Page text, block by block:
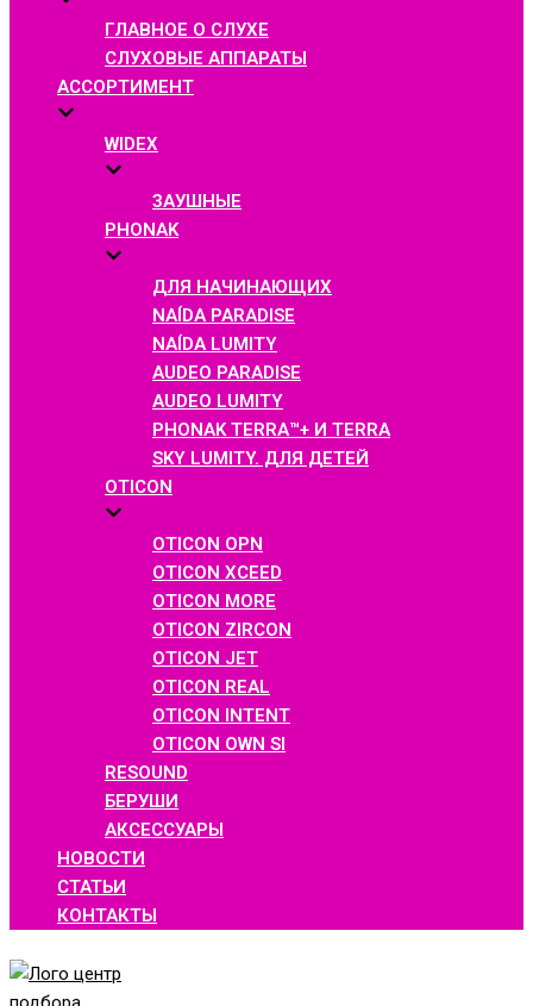
ГЛАВНОЕ О СЛУХЕ
СЛУХОВЫЕ АППАРАТЫ
АССОРТИМЕНТ
WIDEX
ЗАУШНЫЕ
PHONAK
ДЛЯ НАЧИНАЮЩИХ
NAÍDA PARADISE
NAÍDA LUMITY
AUDEO PARADISE
AUDEO LUMITY
PHONAK TERRA™+ И TERRA
SKY LUMITY. ДЛЯ ДЕТЕЙ
OTICON
OTICON OPN
OTICON XCEED
OTICON MORE
OTICON ZIRCON
OTICON JET
OTICON REAL
OTICON INTENT
OTICON OWN SI
RESOUND
БЕРУШИ
АКСЕССУАРЫ
НОВОСТИ
СТАТЬИ
КОНТАКТЫ